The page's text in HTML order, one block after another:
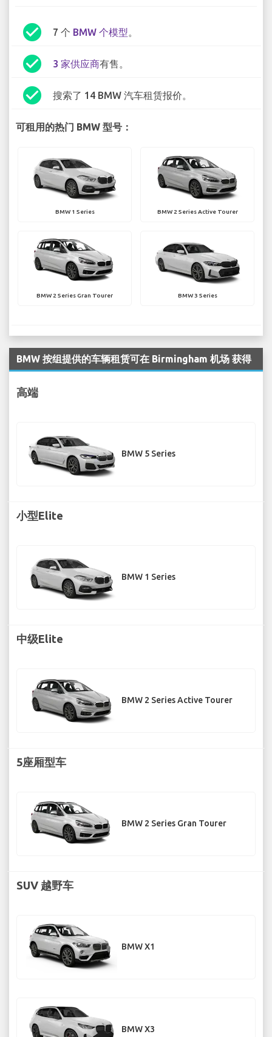
check_circle 7 个 BMW 个模型。
check_circle 3 家供应商有售。
check_circle 搜索了 14 BMW 汽车租赁报价。
可租用的热门 BMW 型号：
BMW 1 Series BMW 2 Series Active Tourer
BMW 2 Series Gran Tourer BMW 3 Series
BMW 按组提供的车辆租赁可在 Birmingham 机场 获得
高端
BMW 5 Series
小型Elite
BMW 1 Series
中级Elite
BMW 2 Series Active Tourer
5座厢型车
BMW 2 Series Gran Tourer
SUV 越野车
BMW X1
BMW X3